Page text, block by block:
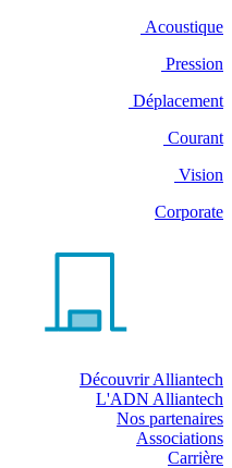
Acoustique
Pression
Déplacement
Courant
Vision
Corporate
Découvrir Alliantech
L'ADN Alliantech
Nos partenaires
Associations
Carrière